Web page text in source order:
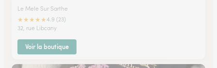
Le Mele Sur Sarthe
★★★★★4.9 (23)
32, rue Libcany
Voir la boutique